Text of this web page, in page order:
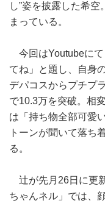
し”姿を披露した希
まっている。
今回はYoutubeにて
てね」と題し、自身
デパコスからプチプ
で10.3万を突破。相
は「持ち物全部可愛
トーンが聞いて落ち
る。
辻が先月26日に更
ちゃんネル」では、